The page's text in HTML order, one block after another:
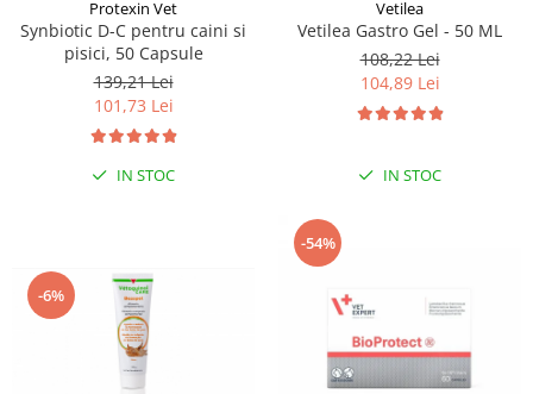
Sampoane si Balsamuri
Servetele Umede
Covorase absorbante
Curatare Ochi
Igiena Catel
Custi transport - Pisici
Jucarii Pisici
Lese, Hamuri si Zgarzi
Paturi, perne si cosuri pentru pisici
Recompense Delicioase
Protexin Vet
Synbiotic D-C pentru caini si
pisici, 50 Capsule
139,21 Lei
101,73 Lei
IN STOC
Vetilea
Vetilea Gastro Gel - 50 ML
108,22 Lei
104,89 Lei
IN STOC
-6%
-54%